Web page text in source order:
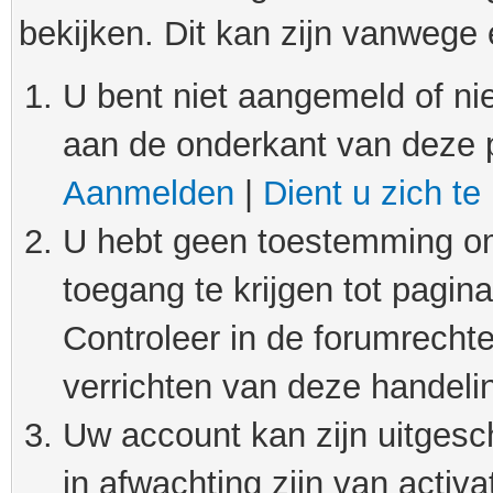
bekijken. Dit kan zijn
U bent niet aangemeld of
aan de onderkant van
Aanmelden
Dient u zich te
U hebt geen toestemming
toegang te krijgen tot
Controleer in de
verrichten van deze
Uw account kan zijn
in afwachting zijn van